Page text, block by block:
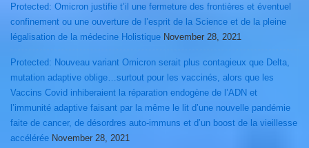
Protected: Omicron justifie t’il une fermeture des frontières et éventuel
confinement ou une ouverture de l’esprit de la Science et de la pleine
légalisation de la médecine Holistique November 28, 2021
Protected: Nouveau variant Omicron serait plus contagieux que Delta,
mutation adaptive oblige…surtout pour les vaccinés, alors que les
Vaccins Covid inhiberaient la réparation endogène de l’ADN et
l’immunité adaptive faisant par la même le lit d’une nouvelle pandémie
faite de cancer, de désordres auto-immuns et d’un boost de la vieillesse
accélérée November 28, 2021